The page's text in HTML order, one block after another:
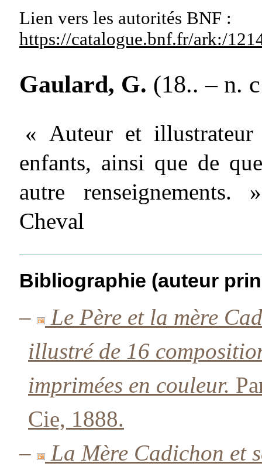
Lien vers les autorités BNF :
https://catalogue.bnf.fr/ark:/
Gaulard, G. (18.. – n.
« Auteur et
enfants, ainsi que de
autre
Cheval
Bibliographie (auteur
–
Le Père et la mère
illustré de 16
imprimées en couleur.
Cie, 1888.
–
La Mère Cadichon et